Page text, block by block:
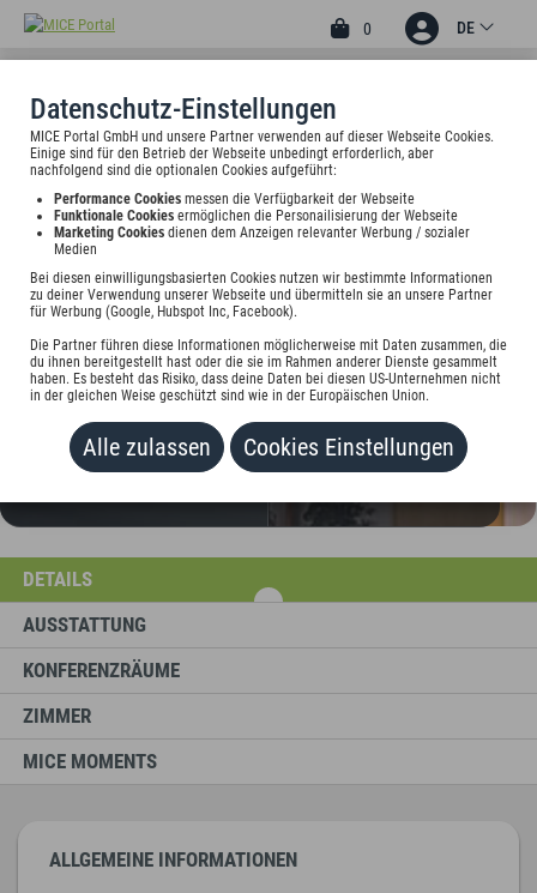
Datenschutz-Einstellungen
MICE Portal GmbH und unsere Partner verwenden auf dieser Webseite Cookies.
Einige sind für den Betrieb der Webseite unbedingt erforderlich, aber
nachfolgend sind die optionalen Cookies aufgeführt:
Performance Cookies messen die Verfügbarkeit der Webseite
Funktionale Cookies ermöglichen die Personailisierung der Webseite
Marketing Cookies dienen dem Anzeigen relevanter Werbung / sozialer
Medien
Bei diesen einwilligungsbasierten Cookies nutzen wir bestimmte Informationen
zu deiner Verwendung unserer Webseite und übermitteln sie an unsere Partner
für Werbung (Google, Hubspot Inc, Facebook).
Die Partner führen diese Informationen möglicherweise mit Daten zusammen, die
du ihnen bereitgestellt hast oder die sie im Rahmen anderer Dienste gesammelt
haben. Es besteht das Risiko, dass deine Daten bei diesen US-Unternehmen nicht
in der gleichen Weise geschützt sind wie in der Europäischen Union.
Alle zulassen Cookies Einstellungen
0 DE
3
APART-BUSINESS-HOTEL
Scharnhauser Str. 4, 70599 Stuttgart, Deutschland
HINZUFÜGEN
DETAILS
AUSSTATTUNG
KONFERENZRÄUME
ZIMMER
MICE MOMENTS
ALLGEMEINE INFORMATIONEN